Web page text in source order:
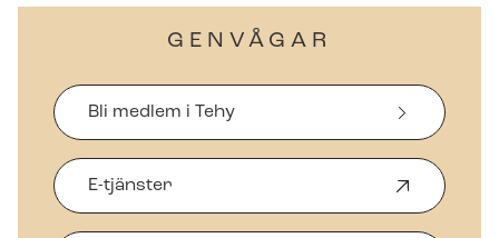
GENVÅGAR
Bli medlem i Tehy
E-tjänster
p